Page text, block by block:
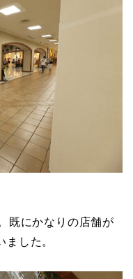
既にかなりの店舗が
した。